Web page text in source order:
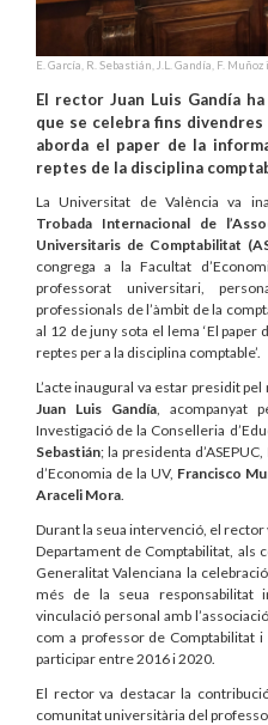
E. García, R. Sebastián, J.L. Gandía, F.
El rector Juan Luis Gandía
que se celebra fins divendres
aborda el paper de la
reptes de la disciplina
La Universitat de València va
Trobada Internacional de
Universitaris de Comptabilitat
congrega a la Facultat
professorat universitari,
professionals de l’àmbit de la
al 12 de juny sota el lema ‘El
reptes per a la disciplina comptable’.
L’acte inaugural va estar presidit
Juan Luis Gandía , acompanyat
Investigació de la Conselleria
Sebastián; la presidenta d’ASEPUC,
d’Economia de la UV, Francisco
Araceli Mora
Durant la seua intervenció, el rector
Departament de Comptabilitat, als
Generalitat Valenciana la
més de la seua responsabilitat
vinculació personal amb
com a professor de Comptabilitat
participar entre 2016 i 2020.
El rector va destacar la
comunitat universitària del